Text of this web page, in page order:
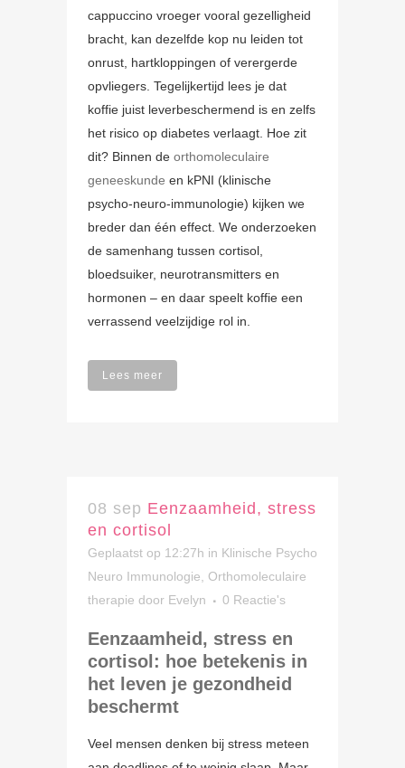
cappuccino vroeger vooral gezelligheid
bracht, kan dezelfde kop nu leiden tot
onrust, hartkloppingen of verergerde
opvliegers. Tegelijkertijd lees je dat
koffie juist leverbeschermend is en zelfs
het risico op diabetes verlaagt. Hoe zit
dit? Binnen de orthomoleculaire
geneeskunde en kPNI (klinische
psycho-neuro-immunologie) kijken we
breder dan één effect. We onderzoeken
de samenhang tussen cortisol,
bloedsuiker, neurotransmitters en
hormonen – en daar speelt koffie een
verrassend veelzijdige rol in.
Lees meer
08 sep Eenzaamheid, stress
en cortisol
Geplaatst op 12:27h in Klinische Psycho
Neuro Immunologie
Orthomoleculaire
therapie door Evelyn 0 Reactie's
Eenzaamheid, stress en
cortisol: hoe betekenis in
het leven je gezondheid
beschermt
Veel mensen denken bij stress meteen